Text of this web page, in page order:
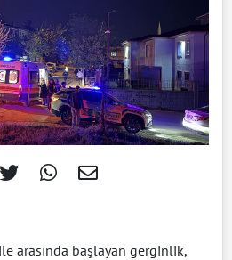
arasında başlayan gerginlik,